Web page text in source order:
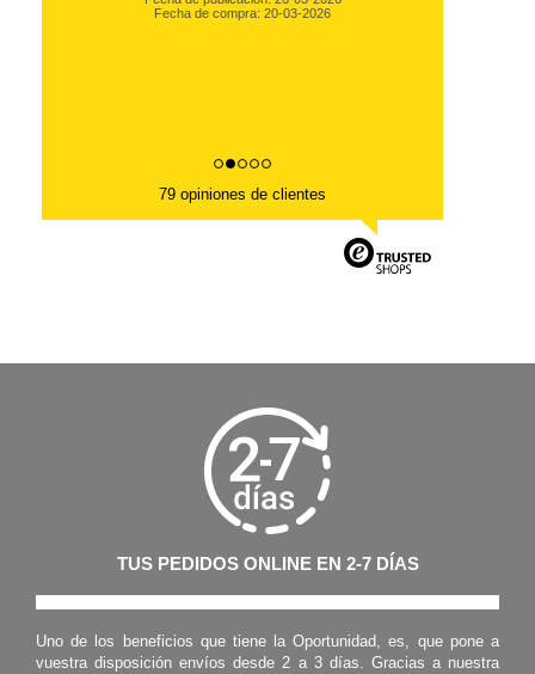
Fecha de compra: 20-03-2026
79 opiniones de clientes
TUS PEDIDOS ONLINE EN 2-7 DÍAS
Uno de los beneficios que tiene la Oportunidad, es, que pone a
vuestra disposición envíos desde 2 a 3 días. Gracias a nuestra